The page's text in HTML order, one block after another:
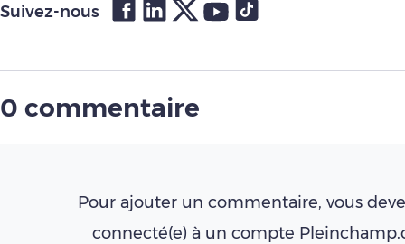
Suivez-nous
0 commentaire
Pour ajouter un commentaire, vous
connecté(e) à un compte